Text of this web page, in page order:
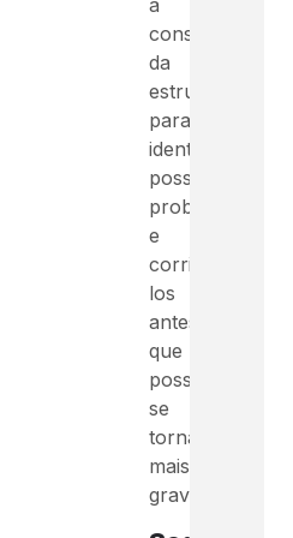
a
construção
da
estrutura
para
identificar
possíveis
problemas
e
corrigi-
los
antes
que
possam
se
tornar
mais
graves.